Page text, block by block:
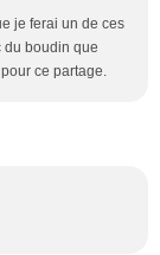
je ferai un de ces
du boudin que
ce partage.